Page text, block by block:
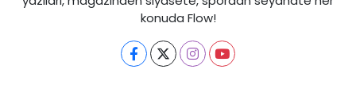
konuda Flow!